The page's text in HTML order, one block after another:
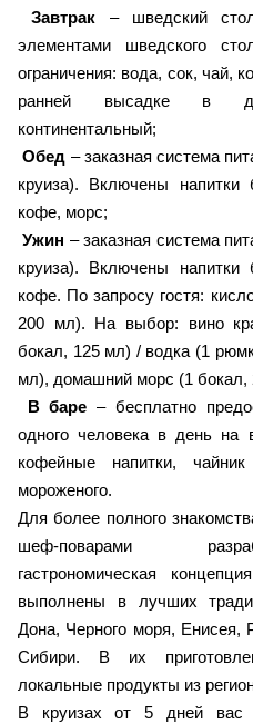
Завтрак – шведский
элементами шведского
ограничения: вода, сок, чай,
ранней высадке в
континентальный;
Обед – заказная система
круиза). Включены напитки
кофе, морс;
Ужин – заказная система
круиза). Включены напитки
кофе. По запросу гостя:
200 мл). На выбор: вино
бокал, 125 мл) / водка (1
мл), домашний морс (1 бокал,
В баре – бесплатно
одного человека в день
кофейные напитки,
мороженого.
Для более полного
шеф-поварами
гастрономическая
выполнены в лучших
Дона, Черного моря, Енисея,
Сибири. В их
локальные продукты из
В круизах от 5 дней вас